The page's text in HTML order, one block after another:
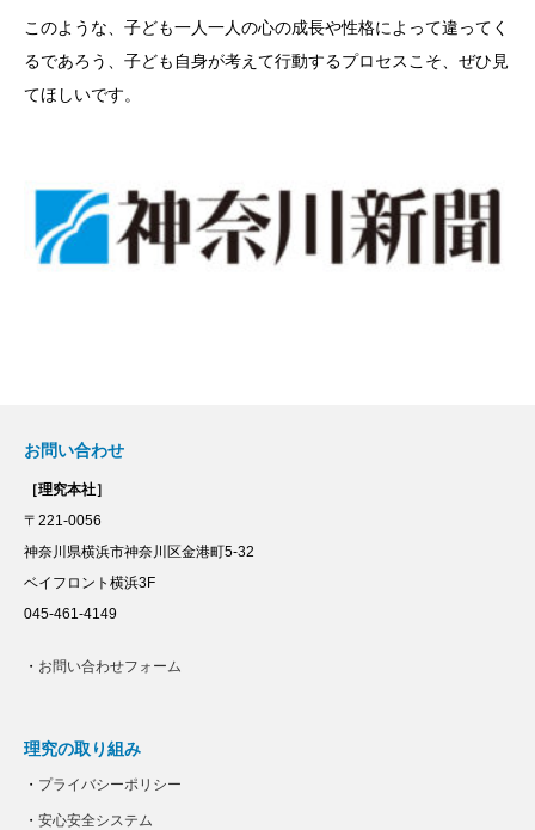
このような、子ども一人一人の心の成長や性格によって違ってく
るであろう、子ども自身が考えて行動するプロセスこそ、ぜひ見
てほしいです。
お問い合わせ
［理究本社］
〒221-0056
神奈川県横浜市神奈川区金港町5-32
ベイフロント横浜3F
045-461-4149
・ お問い合わせフォーム
理究の取り組み
・ プライバシーポリシー
・ 安心安全システム